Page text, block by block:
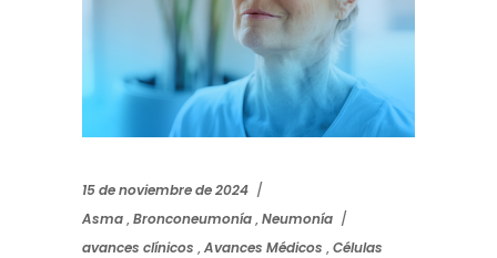
15 de noviembre de 2024
Asma,Bronconeumonía,Neumonía
avances clínicos ,Avances Médicos ,Células